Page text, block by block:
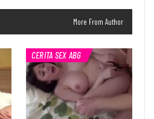
More From Author
CERITA SEX ABG